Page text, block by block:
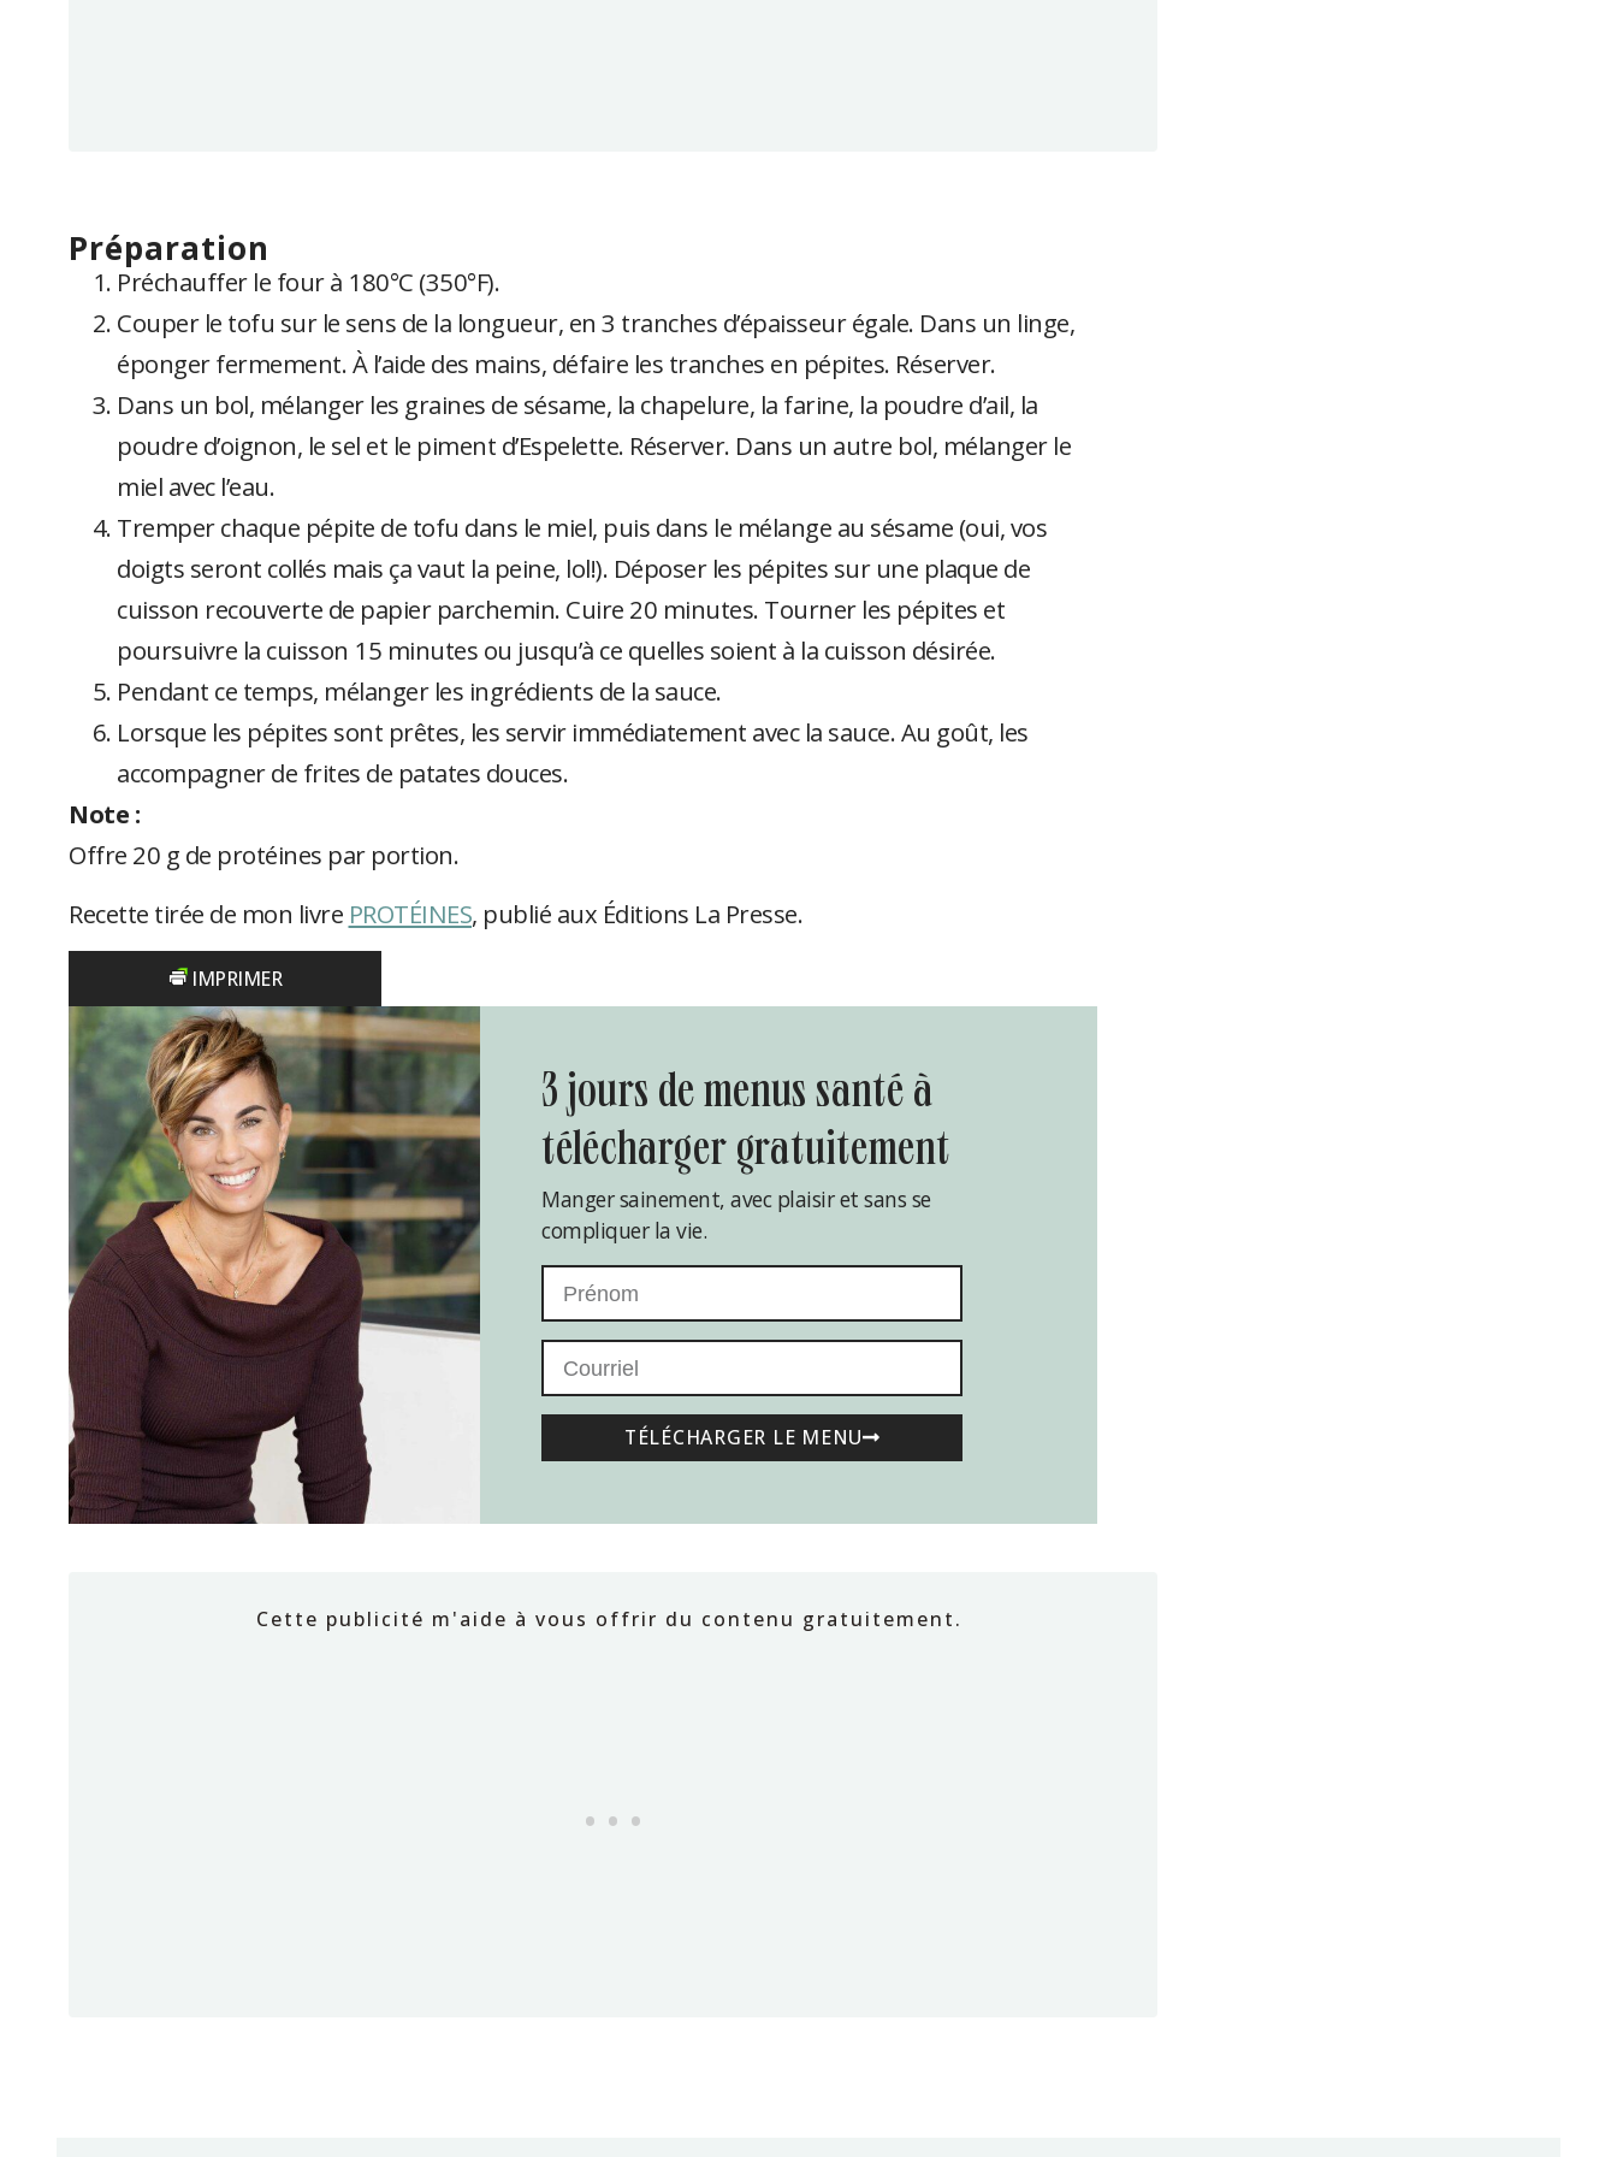
préparation
Préchauffer le four à 180°C (350°F).
Couper le tofu sur le sens de la longueur, en 3 tranches d’épaisseur égale. Dans un linge,
éponger fermement. À l’aide des mains, défaire les tranches en pépites. Réserver.
Dans un bol, mélanger les graines de sésame, la chapelure, la farine, la poudre d’ail, la
poudre d’oignon, le sel et le piment d’Espelette. Réserver. Dans un autre bol, mélanger le
miel avec l’eau.
Tremper chaque pépite de tofu dans le miel, puis dans le mélange au sésame (oui, vos
doigts seront collés mais ça vaut la peine, lol!). Déposer les pépites sur une plaque de
cuisson recouverte de papier parchemin. Cuire 20 minutes. Tourner les pépites et
poursuivre la cuisson 15 minutes ou jusqu’à ce quelles soient à la cuisson désirée.
Pendant ce temps, mélanger les ingrédients de la sauce.
Lorsque les pépites sont prêtes, les servir immédiatement avec la sauce. Au goût, les
accompagner de frites de patates douces.
Note :
Offre 20 g de protéines par portion.
Recette tirée de mon livre PROTÉINES, publié aux Éditions La Presse.
IMPRIMER
3 jours de menus santé à
télécharger gratuitement
Manger sainement, avec plaisir et sans se
compliquer la vie.
TÉLÉCHARGER LE MENU